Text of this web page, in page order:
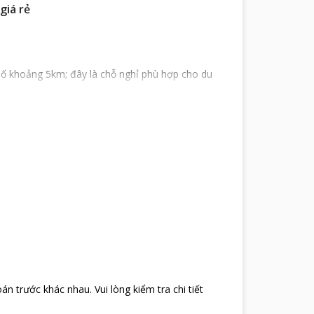
rẻ
khoảng 5km; đây là chỗ nghỉ phù hợp cho du
tạo nên hương vị quê hương không giống
có thể chế biến nhiều món ăn của nhiều vùng
dài vận động. Du khách sẽ nằm trong phòng
khách dàng đều được đáp ứng vào bất kỳ
trước khác nhau. Vui lòng kiểm tra chi tiết